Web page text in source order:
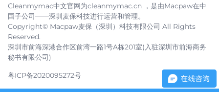
Cleanmymac中文官网为cleanmymac.cn ，是由Macpaw在中
国子公司——深圳麦保科技进行运营和管理。
Copyright© Macpaw麦保（深圳）科技有限公司 All Rights
Reserved.
深圳市前海深港合作区前湾一路1号A栋201室(入驻深圳市前海商务
秘书有限公司)
粤ICP备2020095272号